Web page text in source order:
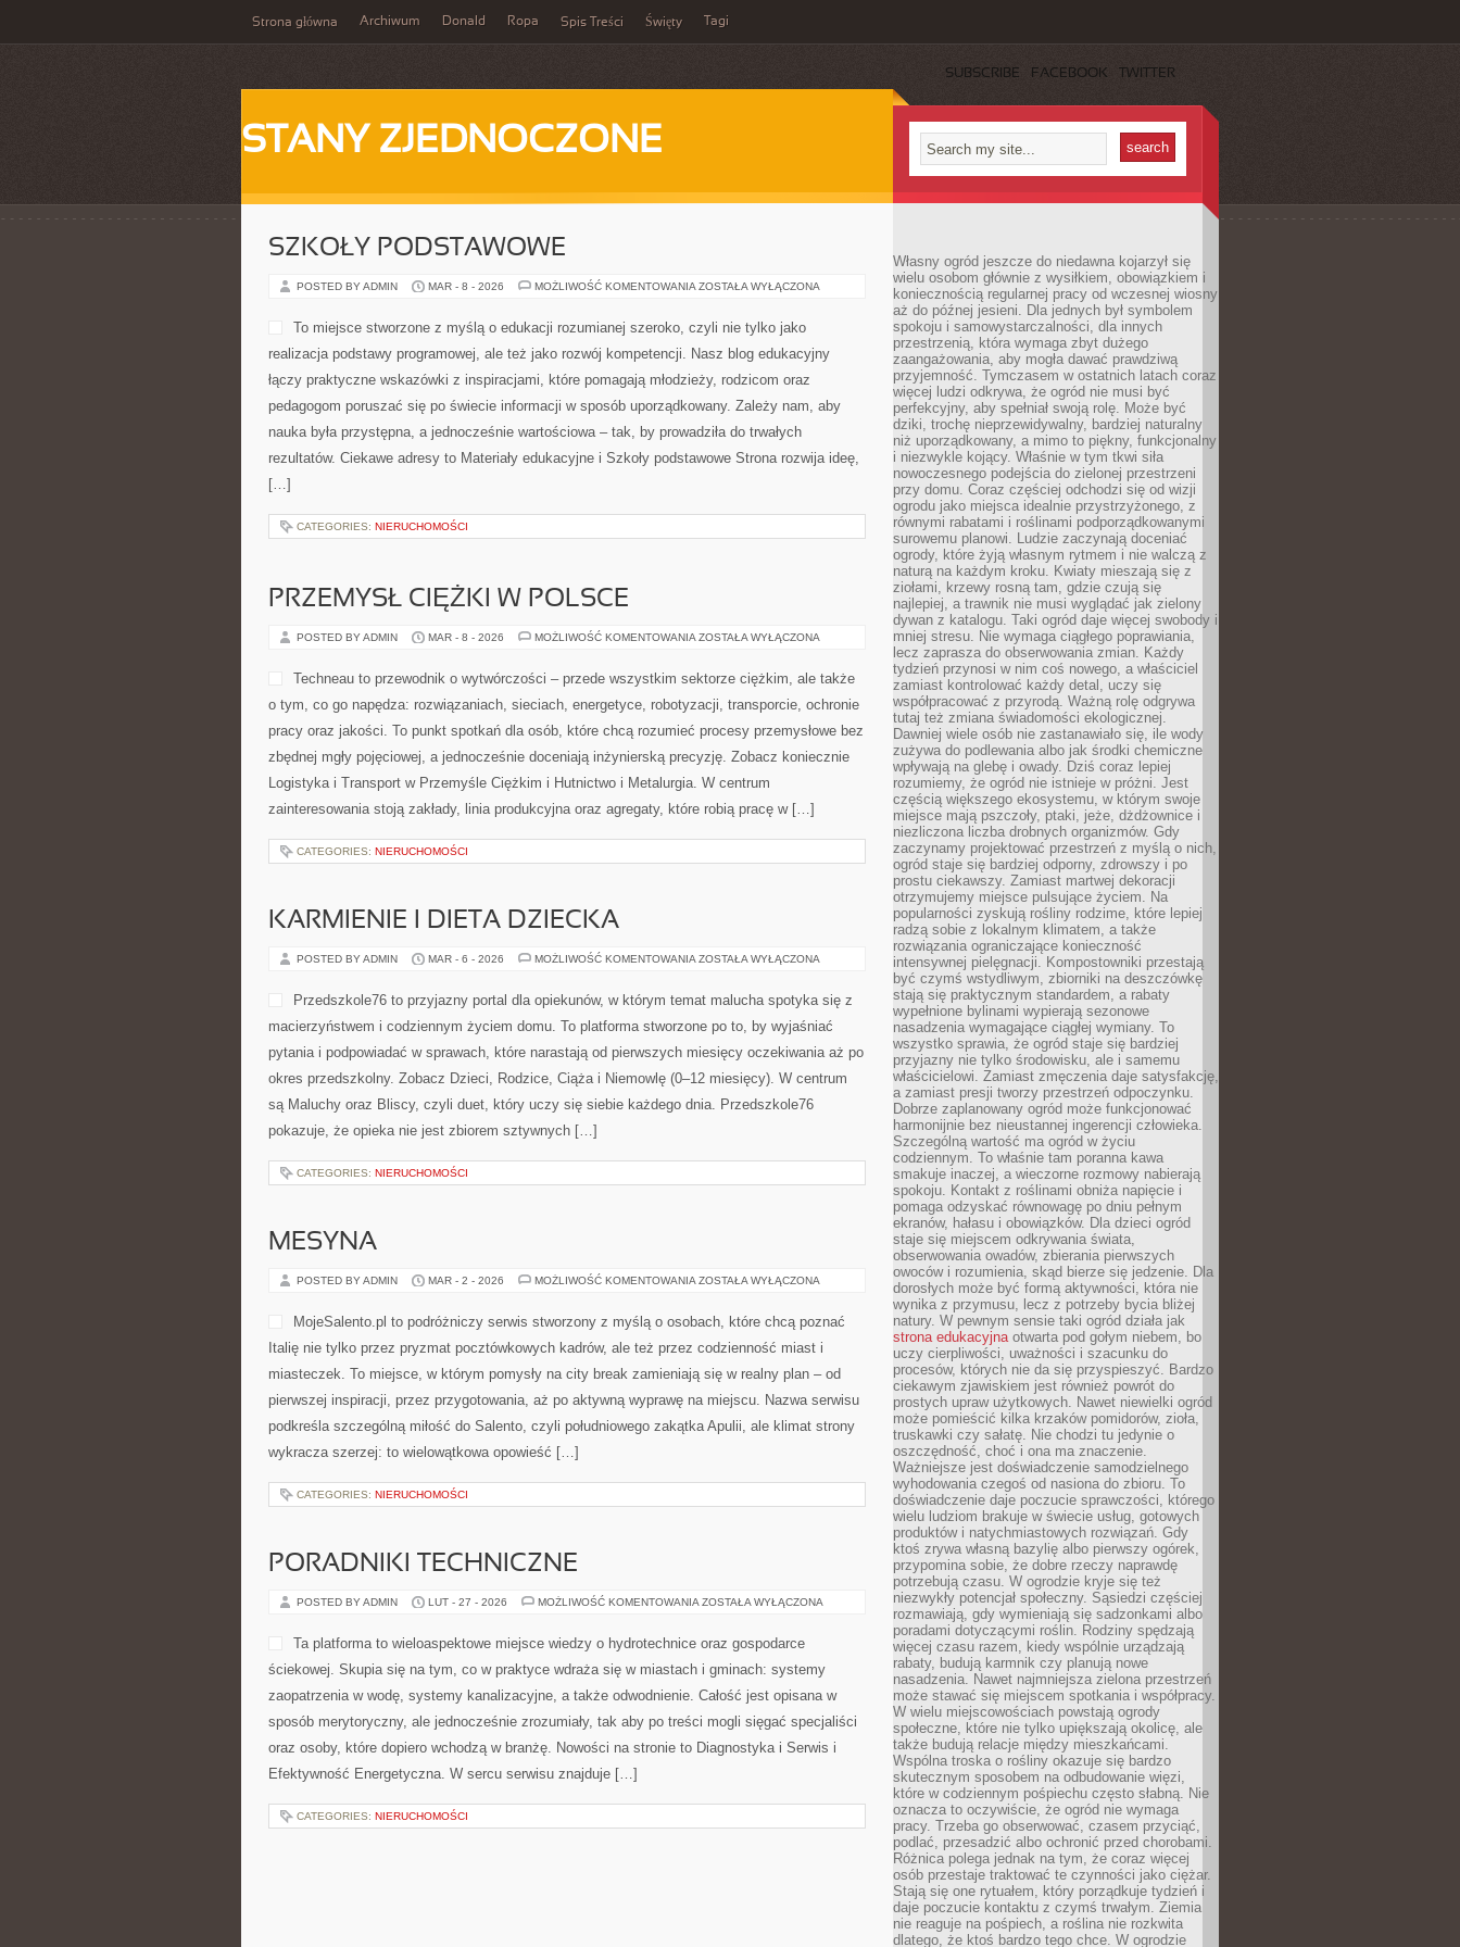
Strona główna Archiwum Donald Ropa Spis Treści Święty Tagi
SUBSCRIBE FACEBOOK TWITTER
STANY ZJEDNOCZONE
SZKOŁY PODSTAWOWE
POSTED BY ADMIN MAR - 8 - 2026 MOŻLIWOŚĆ KOMENTOWANIA SZKOŁY
ZOSTAŁA WYŁĄCZONA
To miejsce stworzone z myślą o edukacji rozumianej szeroko, czyli nie tylko jako
realizacja podstawy programowej, ale też jako rozwój kompetencji. Nasz blog edukacyjny
łączy praktyczne wskazówki z inspiracjami, które pomagają młodzieży, rodzicom oraz
pedagogom poruszać się po świecie informacji w sposób uporządkowany. Zależy nam, aby
nauka była przystępna, a jednocześnie wartościowa – tak, by prowadziła do trwałych
rezultatów. Ciekawe adresy to Materiały edukacyjne i Szkoły podstawowe Strona rozwija ideę,
[…]
CATEGORIES: NIERUCHOMOŚCI
PRZEMYSŁ CIĘŻKI W POLSCE
POSTED BY ADMIN MAR - 8 - 2026 MOŻLIWOŚĆ KOMENTOWANIA PRZEMYSŁ
POLSCE
ZOSTAŁA WYŁĄCZONA
Techneau to przewodnik o wytwórczości – przede wszystkim sektorze ciężkim, ale także
o tym, co go napędza: rozwiązaniach, sieciach, energetyce, robotyzacji, transporcie, ochronie
pracy oraz jakości. To punkt spotkań dla osób, które chcą rozumieć procesy przemysłowe bez
zbędnej mgły pojęciowej, a jednocześnie doceniają inżynierską precyzję. Zobacz koniecznie
Logistyka i Transport w Przemyśle Ciężkim i Hutnictwo i Metalurgia. W centrum
zainteresowania stoją zakłady, linia produkcyjna oraz agregaty, które robią pracę w […]
CATEGORIES: NIERUCHOMOŚCI
KARMIENIE I DIETA DZIECKA
POSTED BY ADMIN MAR - 6 - 2026 MOŻLIWOŚĆ KOMENTOWANIA KARMIENIE
DZIECKA
ZOSTAŁA WYŁĄCZONA
Przedszkole76 to przyjazny portal dla opiekunów, w którym temat malucha spotyka się z
macierzyństwem i codziennym życiem domu. To platforma stworzone po to, by wyjaśniać
pytania i podpowiadać w sprawach, które narastają od pierwszych miesięcy oczekiwania aż po
okres przedszkolny. Zobacz Dzieci, Rodzice, Ciąża i Niemowlę (0–12 miesięcy). W centrum
są Maluchy oraz Bliscy, czyli duet, który uczy się siebie każdego dnia. Przedszkole76
pokazuje, że opieka nie jest zbiorem sztywnych […]
CATEGORIES: NIERUCHOMOŚCI
MESYNA
POSTED BY ADMIN MAR - 2 - 2026 MOŻLIWOŚĆ KOMENTOWANIA MESYNA
ZOSTAŁA WYŁĄCZONA
MojeSalento.pl to podróżniczy serwis stworzony z myślą o osobach, które chcą poznać
Italię nie tylko przez pryzmat pocztówkowych kadrów, ale też przez codzienność miast i
miasteczek. To miejsce, w którym pomysły na city break zamieniają się w realny plan – od
pierwszej inspiracji, przez przygotowania, aż po aktywną wyprawę na miejscu. Nazwa serwisu
podkreśla szczególną miłość do Salento, czyli południowego zakątka Apulii, ale klimat strony
wykracza szerzej: to wielowątkowa opowieść […]
CATEGORIES: NIERUCHOMOŚCI
PORADNIKI TECHNICZNE
POSTED BY ADMIN LUT - 27 - 2026 MOŻLIWOŚĆ KOMENTOWANIA PORADNIKI
ZOSTAŁA WYŁĄCZONA
Ta platforma to wieloaspektowe miejsce wiedzy o hydrotechnice oraz gospodarce
ściekowej. Skupia się na tym, co w praktyce wdraża się w miastach i gminach: systemy
zaopatrzenia w wodę, systemy kanalizacyjne, a także odwodnienie. Całość jest opisana w
sposób merytoryczny, ale jednocześnie zrozumiały, tak aby po treści mogli sięgać specjaliści
oraz osoby, które dopiero wchodzą w branżę. Nowości na stronie to Diagnostyka i Serwis i
Efektywność Energetyczna. W sercu serwisu znajduje […]
CATEGORIES: NIERUCHOMOŚCI
Własny ogród jeszcze do niedawna kojarzył się
wielu osobom głównie z wysiłkiem, obowiązkiem i
koniecznością regularnej pracy od wczesnej wiosny
aż do późnej jesieni. Dla jednych był symbolem
spokoju i samowystarczalności, dla innych
przestrzenią, która wymaga zbyt dużego
zaangażowania, aby mogła dawać prawdziwą
przyjemność. Tymczasem w ostatnich latach coraz
więcej ludzi odkrywa, że ogród nie musi być
perfekcyjny, aby spełniał swoją rolę. Może być
dziki, trochę nieprzewidywalny, bardziej naturalny
niż uporządkowany, a mimo to piękny, funkcjonalny
i niezwykle kojący. Właśnie w tym tkwi siła
nowoczesnego podejścia do zielonej przestrzeni
przy domu. Coraz częściej odchodzi się od wizji
ogrodu jako miejsca idealnie przystrzyżonego, z
równymi rabatami i roślinami podporządkowanymi
surowemu planowi. Ludzie zaczynają doceniać
ogrody, które żyją własnym rytmem i nie walczą z
naturą na każdym kroku. Kwiaty mieszają się z
ziołami, krzewy rosną tam, gdzie czują się
najlepiej, a trawnik nie musi wyglądać jak zielony
dywan z katalogu. Taki ogród daje więcej swobody i
mniej stresu. Nie wymaga ciągłego poprawiania,
lecz zaprasza do obserwowania zmian. Każdy
tydzień przynosi w nim coś nowego, a właściciel
zamiast kontrolować każdy detal, uczy się
współpracować z przyrodą. Ważną rolę odgrywa
tutaj też zmiana świadomości ekologicznej.
Dawniej wiele osób nie zastanawiało się, ile wody
zużywa do podlewania albo jak środki chemiczne
wpływają na glebę i owady. Dziś coraz lepiej
rozumiemy, że ogród nie istnieje w próżni. Jest
częścią większego ekosystemu, w którym swoje
miejsce mają pszczoły, ptaki, jeże, dżdżownice i
niezliczona liczba drobnych organizmów. Gdy
zaczynamy projektować przestrzeń z myślą o nich,
ogród staje się bardziej odporny, zdrowszy i po
prostu ciekawszy. Zamiast martwej dekoracji
otrzymujemy miejsce pulsujące życiem. Na
popularności zyskują rośliny rodzime, które lepiej
radzą sobie z lokalnym klimatem, a także
rozwiązania ograniczające konieczność
intensywnej pielęgnacji. Kompostowniki przestają
być czymś wstydliwym, zbiorniki na deszczówkę
stają się praktycznym standardem, a rabaty
wypełnione bylinami wypierają sezonowe
nasadzenia wymagające ciągłej wymiany. To
wszystko sprawia, że ogród staje się bardziej
przyjazny nie tylko środowisku, ale i samemu
właścicielowi. Zamiast zmęczenia daje satysfakcję,
a zamiast presji tworzy przestrzeń odpoczynku.
Dobrze zaplanowany ogród może funkcjonować
harmonijnie bez nieustannej ingerencji człowieka.
Szczególną wartość ma ogród w życiu
codziennym. To właśnie tam poranna kawa
smakuje inaczej, a wieczorne rozmowy nabierają
spokoju. Kontakt z roślinami obniża napięcie i
pomaga odzyskać równowagę po dniu pełnym
ekranów, hałasu i obowiązków. Dla dzieci ogród
staje się miejscem odkrywania świata,
obserwowania owadów, zbierania pierwszych
owoców i rozumienia, skąd bierze się jedzenie. Dla
dorosłych może być formą aktywności, która nie
wynika z przymusu, lecz z potrzeby bycia bliżej
natury. W pewnym sensie taki ogród działa jak
strona edukacyjnaotwarta pod gołym niebem, bo
uczy cierpliwości, uważności i szacunku do
procesów, których nie da się przyspieszyć. Bardzo
ciekawym zjawiskiem jest również powrót do
prostych upraw użytkowych. Nawet niewielki ogród
może pomieścić kilka krzaków pomidorów, zioła,
truskawki czy sałatę. Nie chodzi tu jedynie o
oszczędność, choć i ona ma znaczenie.
Ważniejsze jest doświadczenie samodzielnego
wyhodowania czegoś od nasiona do zbioru. To
doświadczenie daje poczucie sprawczości, którego
wielu ludziom brakuje w świecie usług, gotowych
produktów i natychmiastowych rozwiązań. Gdy
ktoś zrywa własną bazylię albo pierwszy ogórek,
przypomina sobie, że dobre rzeczy naprawdę
potrzebują czasu. W ogrodzie kryje się też
niezwykły potencjał społeczny. Sąsiedzi częściej
rozmawiają, gdy wymieniają się sadzonkami albo
poradami dotyczącymi roślin. Rodziny spędzają
więcej czasu razem, kiedy wspólnie urządzają
rabaty, budują karmnik czy planują nowe
nasadzenia. Nawet najmniejsza zielona przestrzeń
może stawać się miejscem spotkania i współpracy.
W wielu miejscowościach powstają ogrody
społeczne, które nie tylko upiększają okolicę, ale
także budują relacje między mieszkańcami.
Wspólna troska o rośliny okazuje się bardzo
skutecznym sposobem na odbudowanie więzi,
które w codziennym pośpiechu często słabną. Nie
oznacza to oczywiście, że ogród nie wymaga
pracy. Trzeba go obserwować, czasem przyciąć,
podlać, przesadzić albo ochronić przed chorobami.
Różnica polega jednak na tym, że coraz więcej
osób przestaje traktować te czynności jako ciężar.
Stają się one rytuałem, który porządkuje tydzień i
daje poczucie kontaktu z czymś trwałym. Ziemia
nie reaguje na pośpiech, a roślina nie rozkwita
dlatego, że ktoś bardzo tego chce. W ogrodzie